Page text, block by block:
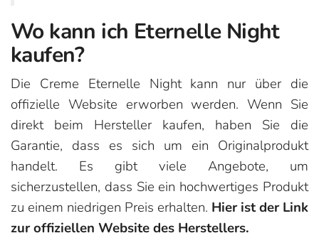
Wo kann ich Eternelle Night
kaufen?
Die Creme Eternelle Night kann nur über die
offizielle Website erworben werden. Wenn Sie
direkt beim Hersteller kaufen, haben Sie die
Garantie, dass es sich um ein Originalprodukt
handelt. Es gibt viele Angebote, um
sicherzustellen, dass Sie ein hochwertiges Produkt
zu einem niedrigen Preis erhalten. Hier ist der Link
zur offiziellen Website des Herstellers.